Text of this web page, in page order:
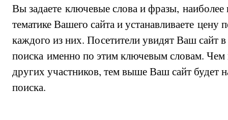
Вы задаете ключевые слова и фразы,
тематике Вашего сайта и устанавливаете цену
каждого из них. Посетители увидят Ваш сайт в
поиска именно по этим ключевым словам.
других участников, тем выше Ваш сайт будет
поиска.